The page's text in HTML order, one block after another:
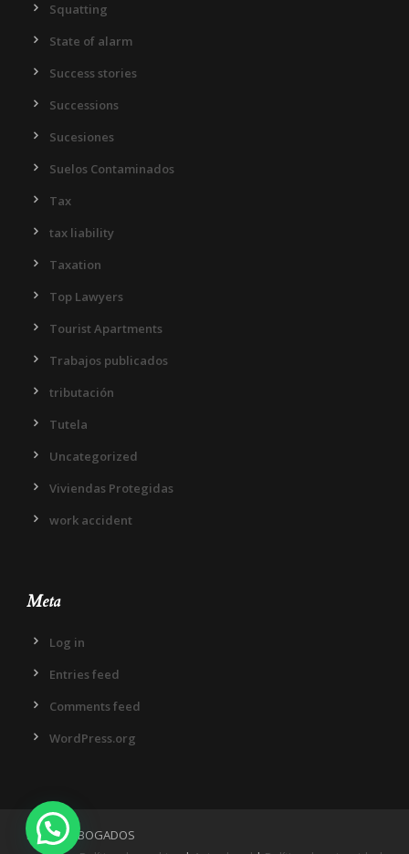
Squatting
State of alarm
Success stories
Successions
Sucesiones
Suelos Contaminados
Tax
tax liability
Taxation
Top Lawyers
Tourist Apartments
Trabajos publicados
tributación
Tutela
Uncategorized
Viviendas Protegidas
work accident
Meta
Log in
Entries feed
Comments feed
WordPress.org
IN DIEM ABOGADOS